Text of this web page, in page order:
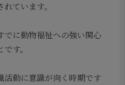
ています。
でに動物福祉への強い関心
す。
活動に意識が向く時期です